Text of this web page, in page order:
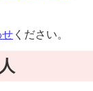
せください。